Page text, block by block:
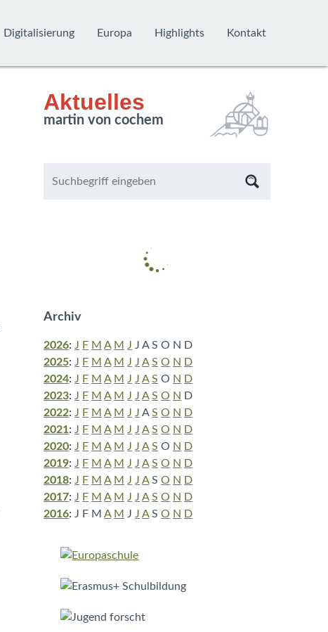
Digitalisierung Europa Highlights Kontakt
Aktuelles
martin von cochem
Archiv
2026: J F M A M J J A S O N D
2025: J F M A M J J A S O N D
2024: J F M A M J J A S O N D
2023: J F M A M J J A S O N D
2022: J F M A M J J A S O N D
2021: J F M A M J J A S O N D
2020: J F M A M J J A S O N D
2019: J F M A M J J A S O N D
2018: J F M A M J J A S O N D
2017: J F M A M J J A S O N D
2016: J F M A M J J A S O N D